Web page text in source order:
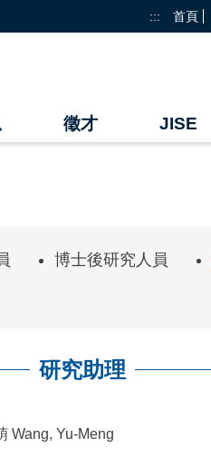
::: 首頁
徵才 JISE
博士後研究人員
研究助理
Wang, Yu-Meng